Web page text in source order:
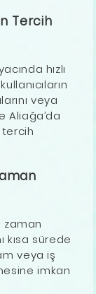
Tercih
hızlı
veya
Aliağa’da
zaman
kısa sürede
veya iş
imkan